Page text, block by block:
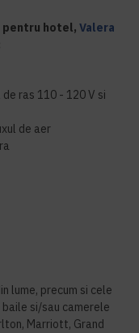
pentru hotel, Valera
ras 110 - 120 V si
de aer
lume, precum si cele
si/sau camerele
Marriott, Grand